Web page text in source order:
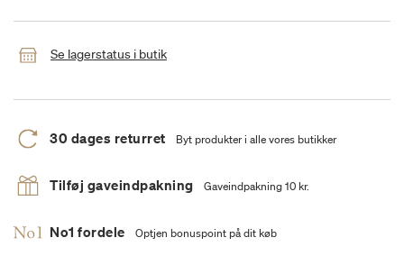
Se lagerstatus i butik
30 dages returret Byt produkter i alle vores butikker
Tilføj gaveindpakning Gaveindpakning 10 kr.
No1 fordele Optjen bonuspoint på dit køb